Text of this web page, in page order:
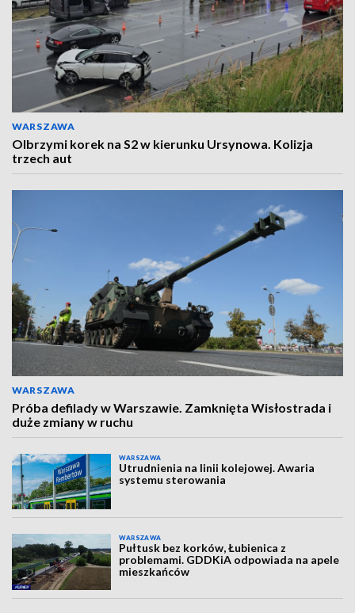
WARSZAWA
Olbrzymi korek na S2 w kierunku Ursynowa. Kolizja
trzech aut
WARSZAWA
Próba defilady w Warszawie. Zamknięta Wisłostrada i
duże zmiany w ruchu
WARSZAWA
Utrudnienia na linii kolejowej. Awaria
systemu sterowania
WARSZAWA
Pułtusk bez korków, Łubienica z
problemami. GDDKiA odpowiada na apele
mieszkańców